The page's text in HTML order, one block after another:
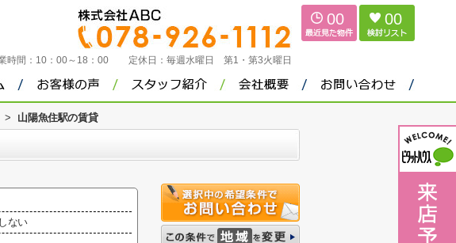
時間： 10：00～18：00 定休日： 毎週水曜日 第1・第3火曜日
00 00
> 山陽魚住駅の賃貸
ない